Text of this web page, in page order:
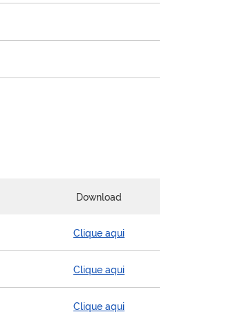
Download
Clique aqui
Clique aqui
Clique aqui